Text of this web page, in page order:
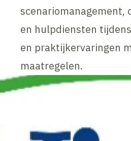
scenariomanagement,
en hulpdiensten
en praktijkervaringen
maatregelen.